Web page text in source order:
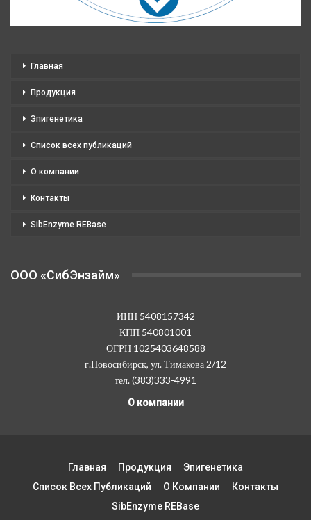
Главная
Продукция
Эпигенетика
Список всех публикаций
О компании
Контакты
SibEnzyme REBase
OOO «СибЭнзайм»
ИНН 5408157342
КПП 540801001
ОГРН 1025403648588
г.Новосибирск, ул. Тимакова 2/12
тел. (383)333-4991
О компании
Главная Продукция
Эпигенетика
Список Всех Публикаций
О Компании
Контакты
SibEnzyme REBase